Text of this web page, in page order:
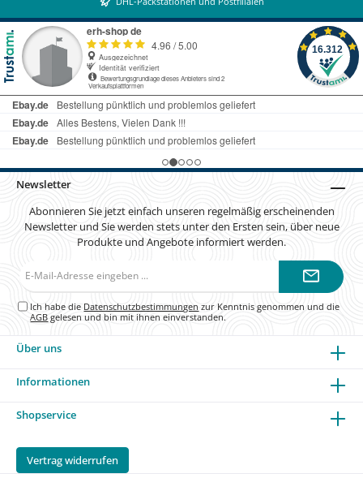
Newsletter
Abonnieren Sie jetzt einfach unseren regelmäßig erscheinenden
Newsletter und Sie werden stets unter den Ersten sein, über neue
Produkte und Angebote informiert werden.
Ich habe die Datenschutzbestimmungen zur Kenntnis genommen und die
AGB gelesen und bin mit ihnen einverstanden.
Über uns
Informationen
Shopservice
Vertrag widerrufen